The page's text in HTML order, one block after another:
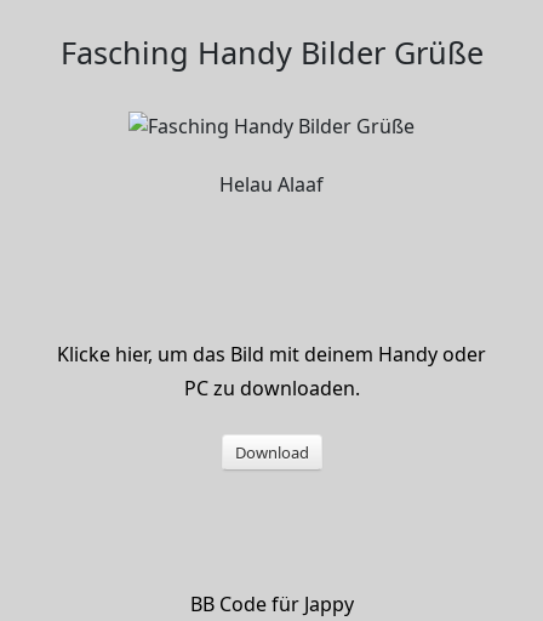
Fasching Handy Bilder Grüße
Helau Alaaf
Klicke hier, um das Bild mit deinem Handy oder
PC zu downloaden.
Download
BB Code für Jappy